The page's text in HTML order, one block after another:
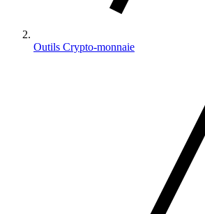
Outils Crypto-monnaie